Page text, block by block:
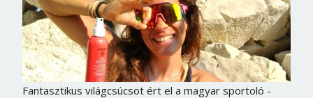
Fantasztikus világcsúcsot ért el a magyar sportoló -